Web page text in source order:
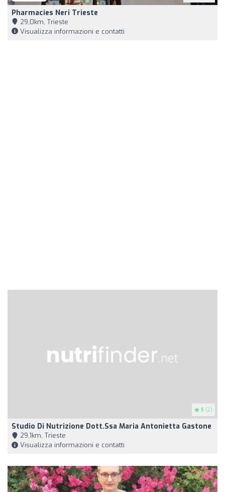
Pharmacies Neri Trieste
29,0km, Trieste
Visualizza informazioni e contatti
5 (2)
Studio Di Nutrizione Dott.ssa Maria Antonietta Gastone
29,1km, Trieste
Visualizza informazioni e contatti